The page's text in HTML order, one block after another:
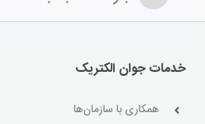
خدمات جوان الکتریک
همکاری با سازمان‌ها